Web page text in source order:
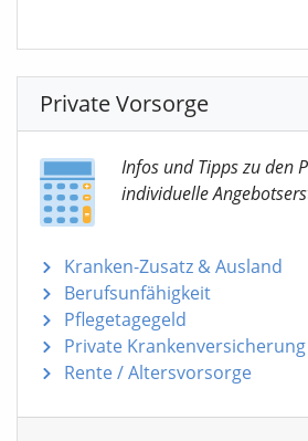
Private Vorsorge
Infos und Tipps zu den
individuelle
Kranken-Zusatz & Ausland
Berufsunfähigkeit
Pflegetagegeld
Private Krankenversicherung
Rente / Altersvorsorge